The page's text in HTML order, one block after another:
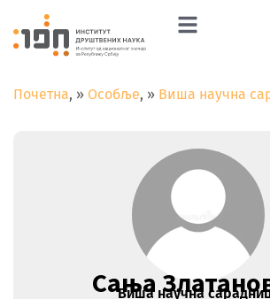
Почетна » Особље » Виша научна
Сања
Виша научна